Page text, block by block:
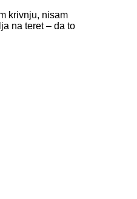
krivnju, nisam
na teret – da to